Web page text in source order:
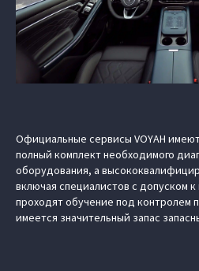
Официальные сервисы VOYAH
полный комплект необходимого
оборудования, а
включая специалистов с допуском
проходят обучение под контролем
имеется значительный запас